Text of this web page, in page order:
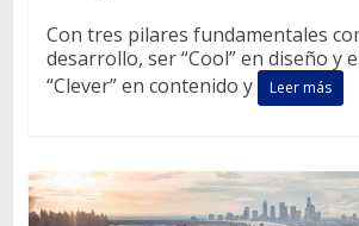
Con tres pilares fundamentales
desarrollo, ser “Cool” en diseño y
“Clever” en contenido y
Leer más